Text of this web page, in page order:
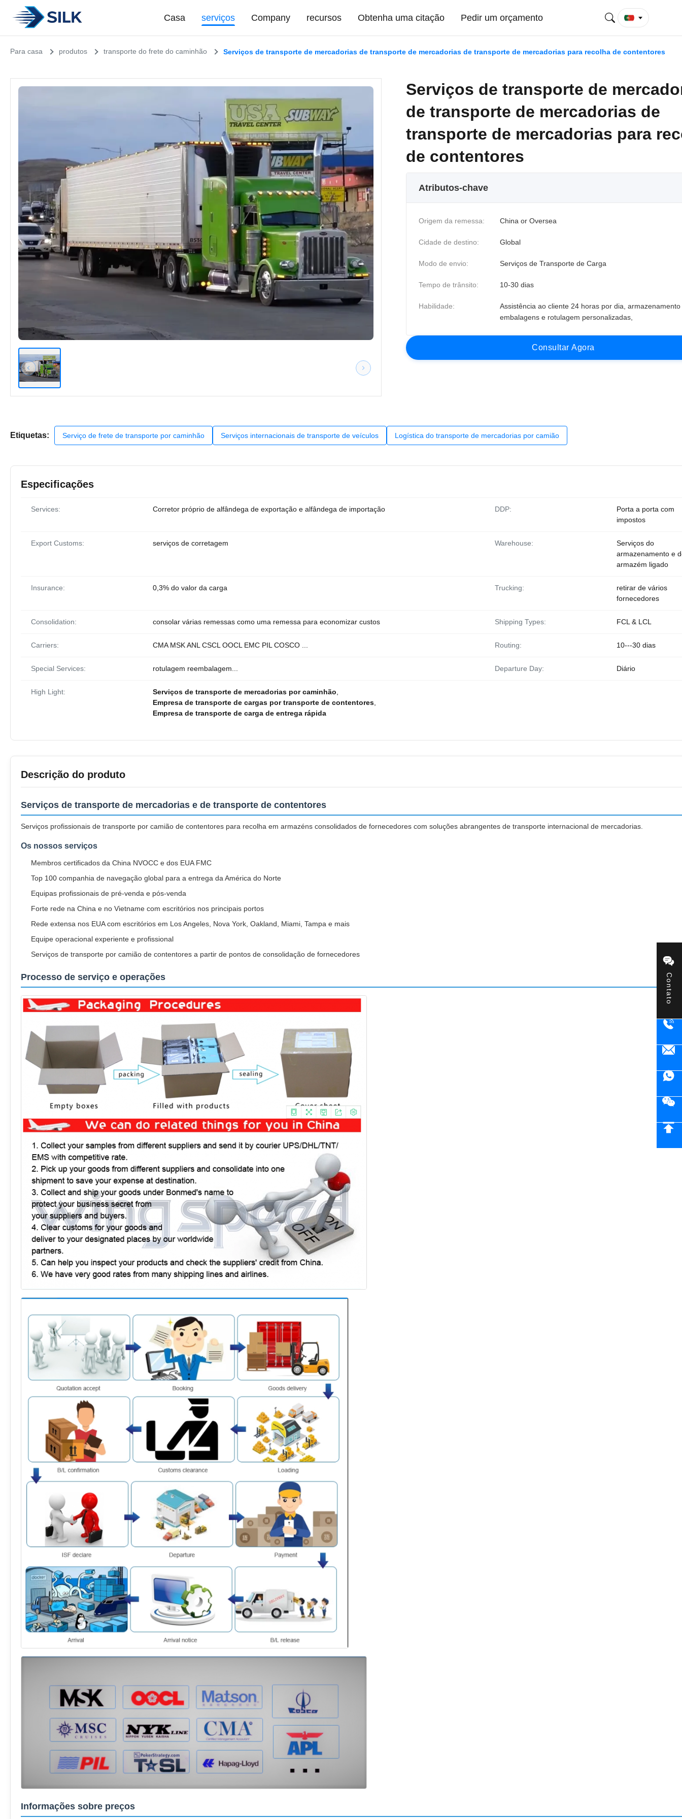
Contato
Casa serviços Company recursos Obtenha uma citação Pedir um orçamento
Para casa produtos transporte do frete do caminhão Serviços de transporte de mercadorias de transporte de mercadorias de transporte de mercadorias para recolha de contentores
Serviços de transporte de
de transporte de mercadorias de
transporte de mercadorias para
de contentores
Atributos-chave
Origem da remessa: China or Oversea
Cidade de destino: Global
Modo de envio: Serviços de Transporte de Carga
Tempo de trânsito: 10-30 dias
Habilidade:
Assistência ao cliente 24 horas por dia, armazenamento
embalagens e rotulagem personalizadas,
Consu ltar Agora
Etiquetas: Serviço de frete de transporte por caminhão Serviços internacionais de transporte de veículos Logística do transporte de mercadorias por camião
Especificações
Services: Corretor próprio de alfândega de exportação e alfândega de importação DDP:
Porta a porta com
impostos
Export Customs: serviços de corretagem Warehouse:
Serviços do
armazenamento e
armazém ligado
Insurance: 0,3% do valor da carga Trucking:
retirar de vários
fornecedores
Consolidation: consolar várias remessas como uma remessa para economizar custos Shipping Types: FCL & LCL
Carriers: CMA MSK ANL CSCL OOCL EMC PIL COSCO ... Routing: 10---30 dias
Special Services: rotulagem reembalagem... Departure Day: Diário
High Light: Serviços de transporte de mercadorias por caminhão
Empresa de transporte de cargas por transporte de contentores
Empresa de transporte de carga de entrega rápida
Descrição do produto
Serviços de transporte de mercadorias e de transporte de contentores
Serviços profissionais de transporte por camião de contentores para recolha em armazéns consolidados de fornecedores com soluções abrangentes de transporte internacional de mercadorias.
Os nossos serviços
Membros certificados da China NVOCC e dos EUA FMC
Top 100 companhia de navegação global para a entrega da América do Norte
Equipas profissionais de pré-venda e pós-venda
Forte rede na China e no Vietname com escritórios nos principais portos
Rede extensa nos EUA com escritórios em Los Angeles, Nova York, Oakland, Miami, Tampa e mais
Equipe operacional experiente e profissional
Serviços de transporte por camião de contentores a partir de pontos de consolidação de fornecedores
Processo de serviço e operações
Informações sobre preços